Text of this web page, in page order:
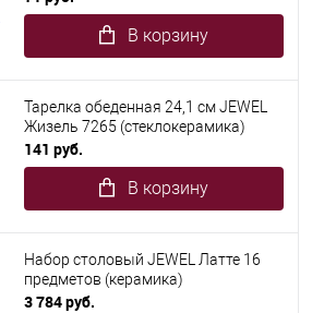
В корзину
Тарелка обеденная 24,1 см JEWEL
Жизель 7265 (стеклокерамика)
141 руб.
В корзину
Набор столовый JEWEL Латте 16
предметов (керамика)
3 784 руб.